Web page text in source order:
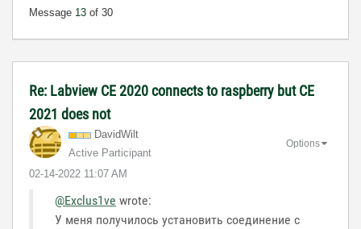
Message 13 of 30
Re: Labview CE 2020 connects to raspberry but CE
2021 does not
DavidWilt
Active Participant
‎02-14-2022 11:07 AM
Options
@Exclus1ve wrote:
У меня получилось установить соединение с